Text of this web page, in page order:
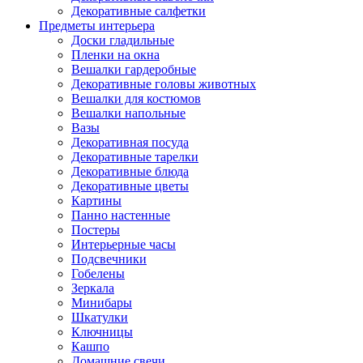
Декоративные салфетки
Предметы интерьера
Доски гладильные
Пленки на окна
Вешалки гардеробные
Декоративные головы животных
Вешалки для костюмов
Вешалки напольные
Вазы
Декоративная посуда
Декоративные тарелки
Декоративные блюда
Декоративные цветы
Картины
Панно настенные
Постеры
Интерьерные часы
Подсвечники
Гобелены
Зеркала
Минибары
Шкатулки
Ключницы
Кашпо